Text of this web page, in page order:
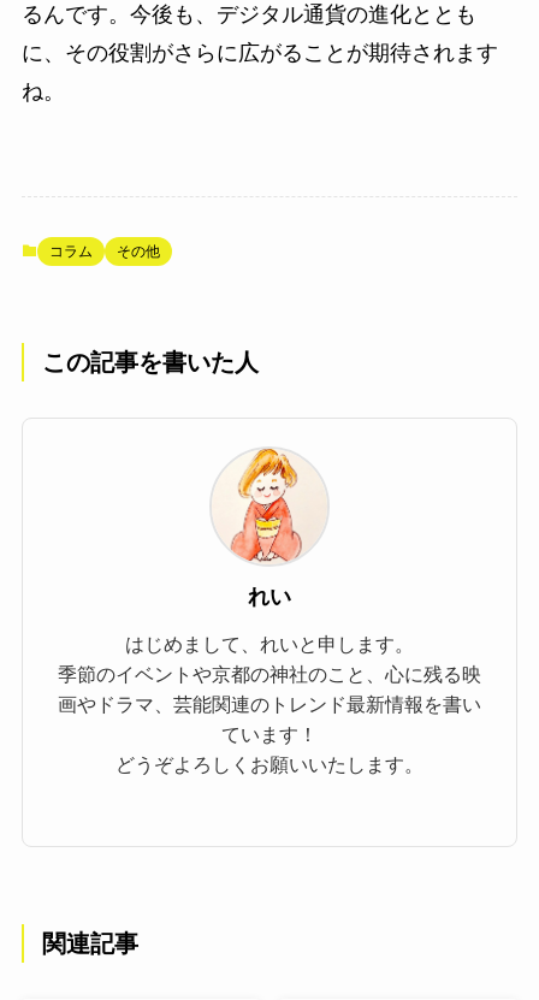
るんです。今後も、デジタル通貨の進化ととも
に、その役割がさらに広がることが期待されます
ね。
コラム その他
この記事を書いた人
れい
はじめまして、れいと申します。
季節のイベントや京都の神社のこと、心に残る映
画やドラマ、芸能関連のトレンド最新情報を書い
ています！
どうぞよろしくお願いいたします。
関連記事